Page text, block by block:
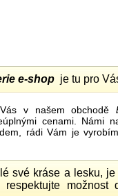
e-shopje tu pro
v našem obchodě
cenami. Námi
rádi Vám je
své kráse a lesku,
možnost